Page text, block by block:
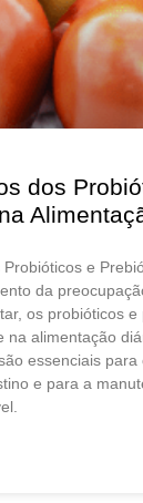
dos
e
da
os probióticos e
na alimentação
essenciais para
e para a